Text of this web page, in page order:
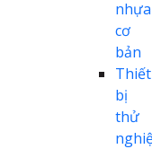
nhựa
cơ
bản
Thiết
bị
thử